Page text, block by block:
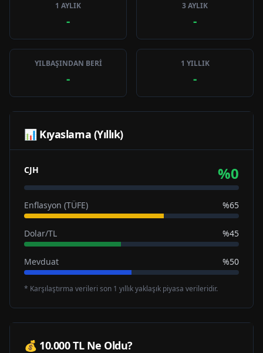
1 AYLIK
-
3 AYLIK
-
YILBAŞINDAN BERİ
-
1 YILLIK
-
📊 Kıyaslama (Yıllık)
CJH %0
Enflasyon (TÜFE) %65
Dolar/TL %45
Mevduat %50
* Karşılaştırma verileri son 1 yıllık yaklaşık piyasa verileridir.
💰 10.000 TL Ne Oldu?